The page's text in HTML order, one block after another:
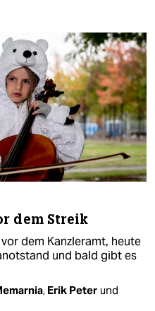
dem Streik
dem Kanzleramt, heute
und bald gibt es
, Erik Peter und